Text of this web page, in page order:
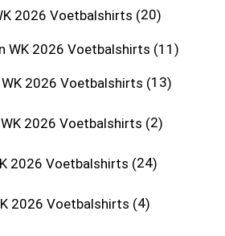
2026 Voetbalshirts 20
WK 2026 Voetbalshirts 11
2026 Voetbalshirts 13
2026 Voetbalshirts 2
2026 Voetbalshirts 24
2026 Voetbalshirts 4